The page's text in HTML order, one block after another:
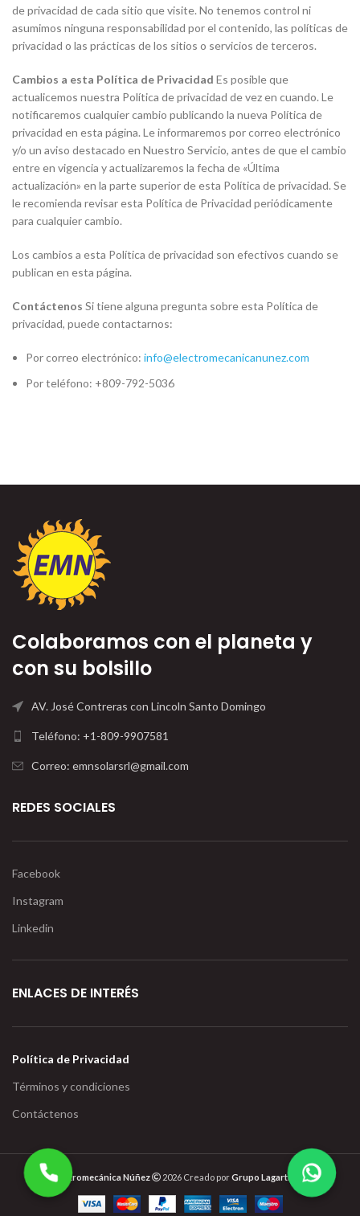
de privacidad de cada sitio que visite. No tenemos control ni
asumimos ninguna responsabilidad por el contenido, las políticas de
privacidad o las prácticas de los sitios o servicios de terceros.
Cambios a esta Política de Privacidad Es posible que
actualicemos nuestra Política de privacidad de vez en cuando. Le
notificaremos cualquier cambio publicando la nueva Política de
privacidad en esta página. Le informaremos por correo electrónico
y/o un aviso destacado en Nuestro Servicio, antes de que el cambio
entre en vigencia y actualizaremos la fecha de «Última
actualización» en la parte superior de esta Política de privacidad. Se
le recomienda revisar esta Política de Privacidad periódicamente
para cualquier cambio.
Los cambios a esta Política de privacidad son efectivos cuando se
publican en esta página.
Contáctenos Si tiene alguna pregunta sobre esta Política de
privacidad, puede contactarnos:
Por correo electrónico: info@electromecanicanunez.com
Por teléfono: +809-792-5036
Colaboramos con el planeta y
con su bolsillo
AV. José Contreras con Lincoln Santo Domingo
Teléfono: +1-809-9907581
Correo: emnsolarsrl@gmail.com
REDES SOCIALES
Facebook
Instagram
Linkedin
ENLACES DE INTERÉS
Política de Privacidad
Términos y condiciones
Contáctenos
Electromecánica Núñez 2026 Creado porGrupo Lagartija IT